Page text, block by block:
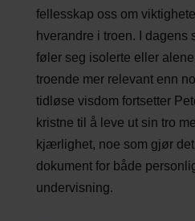
fellesskap oss om
hverandre i troen. I dagens
føler seg isolerte eller
troende mer relevant enn
tidløse visdom fortsetter
kristne til å leve ut sin tro
kjærlighet, noe som gjør
dokument for både
undervisning.